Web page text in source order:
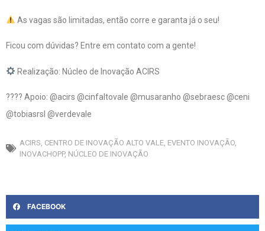
As vagas são limitadas, então corre e garanta já o seu!
Ficou com dúvidas? Entre em contato com a gente!
Realização: Núcleo de Inovação ACIRS
???? Apoio: @acirs @cinfaltovale @musaranho @sebraesc @ceni
@tobiasrsl @verdevale
ACIRS, CENTRO DE INOVAÇÃO ALTO VALE, EVENTO INOVAÇÃO,
INOVACHOPP, NÚCLEO DE INOVAÇÃO
FACEBOOK